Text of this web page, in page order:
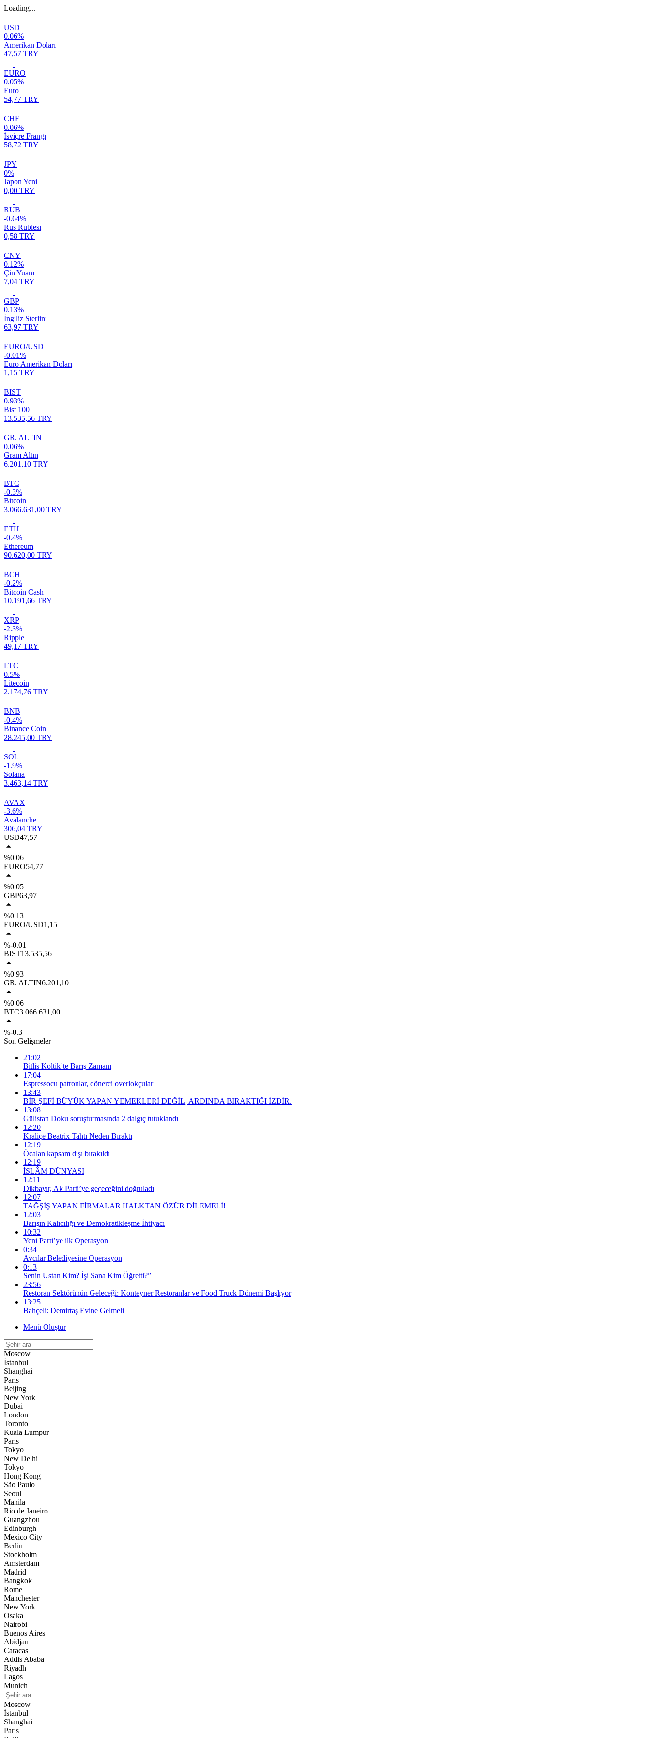
Loading...
USD
0.06%
Amerikan Doları
47,57 TRY
EURO
0.05%
Euro
54,77 TRY
CHF
0.06%
İsviçre Frangı
58,72 TRY
JPY
0%
Japon Yeni
0,00 TRY
RUB
-0.64%
Rus Rublesi
0,58 TRY
CNY
0.12%
Çin Yuanı
7,04 TRY
GBP
0.13%
İngiliz Sterlini
63,97 TRY
EURO/USD
-0.01%
Euro Amerikan Doları
1,15 TRY
BIST
0.93%
Bist 100
13.535,56 TRY
GR. ALTIN
0.06%
Gram Altın
6.201,10 TRY
BTC
-0.3%
Bitcoin
3.066.631,00 TRY
ETH
-0.4%
Ethereum
90.620,00 TRY
BCH
-0.2%
Bitcoin Cash
10.191,66 TRY
XRP
-2.3%
Ripple
49,17 TRY
LTC
0.5%
Litecoin
2.174,76 TRY
BNB
-0.4%
Binance Coin
28.245,00 TRY
SOL
-1.9%
Solana
3.463,14 TRY
AVAX
-3.6%
Avalanche
306,04 TRY
USD47,57
%0.06
EURO54,77
%0.05
GBP63,97
%0.13
EURO/USD1,15
%-0.01
BIST13.535,56
%0.93
GR. ALTIN6.201,10
%0.06
BTC3.066.631,00
%-0.3
Son Gelişmeler
21:02
Bitlis Koltik’te Barış Zamanı
17:04
Espressocu patronlar, dönerci overlokçular
13:43
BİR ŞEFİ BÜYÜK YAPAN YEMEKLERİ DEĞİL, ARDINDA BIRAKTIĞI İZDİR.
13:08
Gülistan Doku soruşturmasında 2 dalgıç tutuklandı
12:20
Kraliçe Beatrix Tahtı Neden Bıraktı
12:19
Öcalan kapsam dışı bırakıldı
12:19
İSLÂM DÜNYASI
12:11
Dikbayır, Ak Parti’ye geçeceğini doğruladı
12:07
TAĞŞİŞ YAPAN FİRMALAR HALKTAN ÖZÜR DİLEMELİ!
12:03
Barışın Kalıcılığı ve Demokratikleşme İhtiyacı
10:32
Yeni Parti’ye ilk Operasyon
0:34
Avcılar Belediyesine Operasyon
0:13
Senin Ustan Kim? İşi Sana Kim Öğretti?”
23:56
Restoran Sektörünün Geleceği: Konteyner Restoranlar ve Food Truck Dönemi Başlıyor
13:25
Bahçeli: Demirtaş Evine Gelmeli
Menü Oluştur
Moscow
İstanbul
Shanghai
Paris
Beijing
New York
Dubai
London
Toronto
Kuala Lumpur
Paris
Tokyo
New Delhi
Tokyo
Hong Kong
São Paulo
Seoul
Manila
Rio de Janeiro
Guangzhou
Edinburgh
Mexico City
Berlin
Stockholm
Amsterdam
Madrid
Bangkok
Rome
Manchester
New York
Osaka
Nairobi
Buenos Aires
Abidjan
Caracas
Addis Ababa
Riyadh
Lagos
Munich
Moscow
İstanbul
Shanghai
Paris